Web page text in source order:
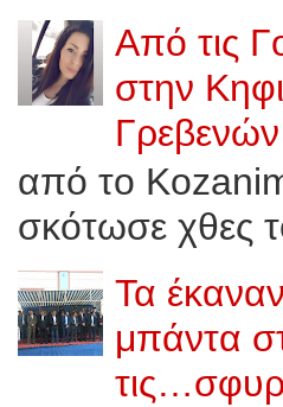
Από τις
στην
Γρεβενών
από το
σκότωσε χθες
Τα
μπάντα